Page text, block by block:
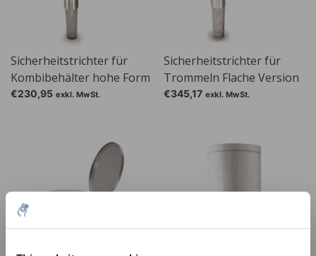
Sicherheitstrichter für
Kombibehälter hohe Form
€230,95 exkl. MwSt.
Sicherheitstrichter für
Trommeln Flache Version
€345,17 exkl. MwSt.